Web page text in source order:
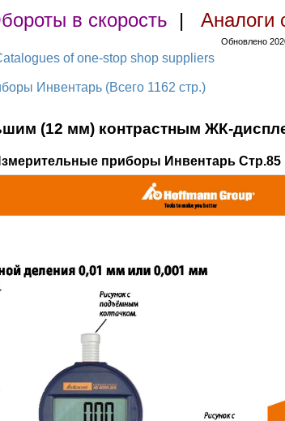
в скорость | Аналоги
Обновлено
of one-stop shop suppliers
Инвентарь (Всего 1162 стр.)
(12 мм) контрастным ЖК-
приборы Инвентарь Стр.85